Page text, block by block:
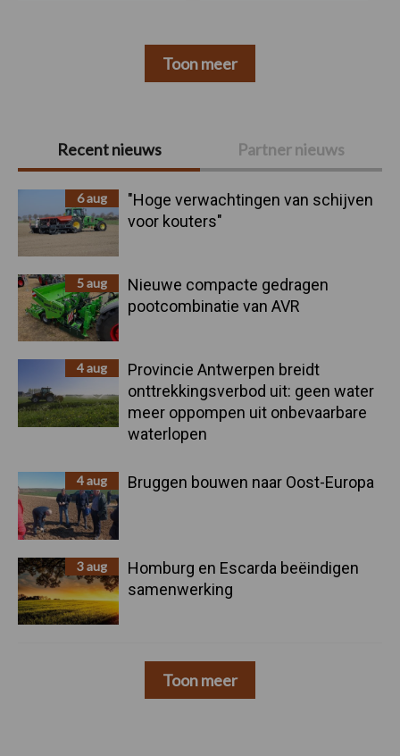
Primaire
Sidebar
Recent nieuws Partner nieuws
6 aug
"Hoge verwachtingen van schijven
voor kouters"
5 aug
Nieuwe compacte gedragen
pootcombinatie van AVR
4 aug
Provincie Antwerpen breidt
onttrekkingsverbod uit: geen water
meer oppompen uit onbevaarbare
waterlopen
4 aug Bruggen bouwen naar Oost-Europa
3 aug
Homburg en Escarda beëindigen
samenwerking
Toon meer
Toon meer